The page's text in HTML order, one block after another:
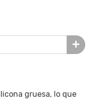
gruesa, lo que